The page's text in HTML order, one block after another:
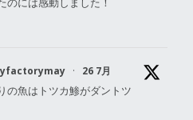
· 26 7月
の魚はトツカ鯵がダントツ